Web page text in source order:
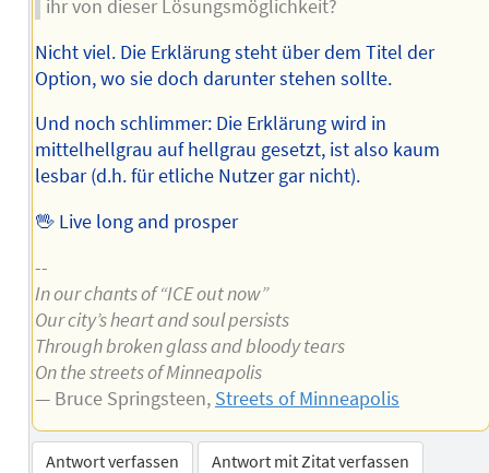
ihr von dieser Lösungsmöglichkeit?
Nicht viel. Die Erklärung steht über dem Titel der
Option, wo sie doch darunter stehen sollte.
Und noch schlimmer: Die Erklärung wird in
mittelhellgrau auf hellgrau gesetzt, ist also kaum
lesbar (d.h. für etliche Nutzer gar nicht).
🖖 Live long and prosper
--
In our chants of “ICE out now”
Our city’s heart and soul persists
Through broken glass and bloody tears
On the streets of Minneapolis
— Bruce Springsteen, Streets of Minneapolis
Antwort verfassen
Antwort mit Zitat verfassen